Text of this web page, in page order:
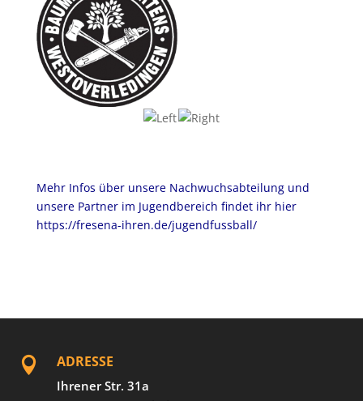
Mehr Infos über unsere Nachwuchsabteilung und
unsere Partner im Jugendbereich findet ihr hier
https://fresena-ihren.de/jugendfussball/
 ADRESSE
Ihrener Str. 31a